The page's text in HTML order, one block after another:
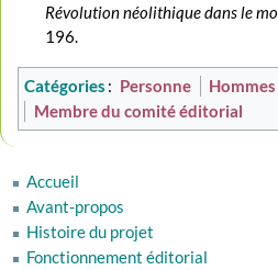
Révolution néolithique dans le
196.
Catégories : Personne
Membre du comité éditorial
Accueil
Avant-propos
Histoire du projet
Fonctionnement éditorial